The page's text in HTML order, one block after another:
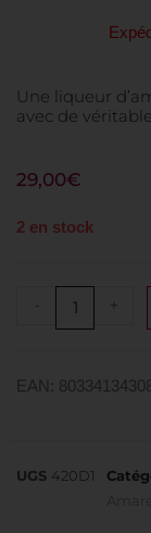
Une liqueur
avec de
29,00€
2 en stock
- +
EAN:
UGS 420D1